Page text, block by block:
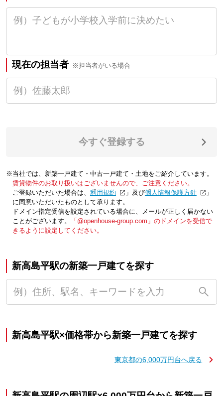
現在の担当者 ※担当者がいる場合
今すぐ登録する
※当社では、新築一戸建て・中古一戸建て・土地をご紹介しています。
賃貸物件のお取り扱いはございませんので、ご注意ください。
ご登録いただいた場合は、「利用規約 」及び「個人情報保護方針
」
に同意いただいたものとして承ります。
ドメイン指定受信を設定されている場合に、メールが正しく届かない
ことがございます。
「@openhouse-group.com」のドメインを受信で
きるように設定してください。
新高島平駅の新築一戸建てを探す
新高島平駅×価格帯から新築一戸建てを探す
東京都の6,000万円台へ戻る